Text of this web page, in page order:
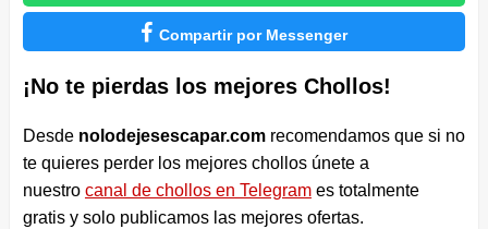
 Compartir por Messenger
¡No te pierdas los mejores Chollos!
Desde nolodejesescapar.comrecomendamos que si no
te quieres perder los mejores chollos únete a
nuestro canal de chollos en Telegrames totalmente
gratis y solo publicamos las mejores ofertas.